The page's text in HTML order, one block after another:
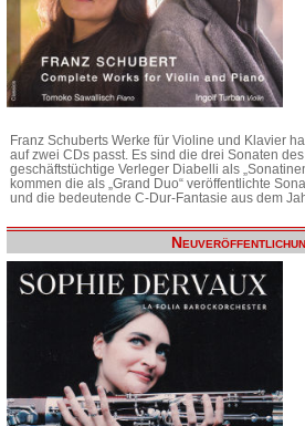
Franz Schuberts Werke für Violine und Klavier
auf zwei CDs passt. Es sind die drei Sonaten
geschäftstüchtige Verleger Diabelli als
kommen die als „Grand Duo“ veröffentlichte
und die bedeutende C-Dur-Fantasie aus dem